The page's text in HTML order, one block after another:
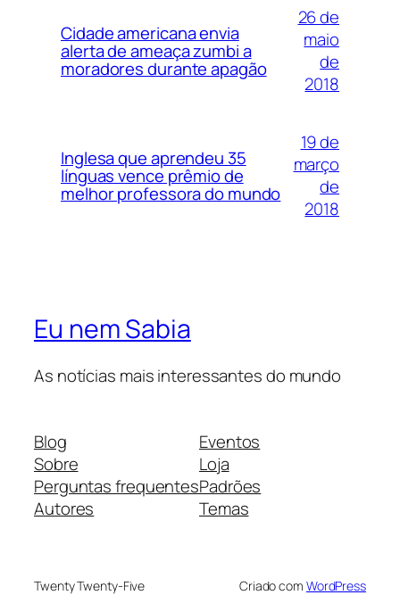
Cidade americana envia
alerta de ameaça zumbi a
moradores durante apagão
26 de
maio
de
2018
Inglesa que aprendeu 35
línguas vence prêmio de
melhor professora do mundo
19 de
março
de
2018
Eu nem Sabia
As notícias mais interessantes do mundo
Blog
Sobre
Perguntas frequentes
Autores
Eventos
Loja
Padrões
Temas
Twenty Twenty-Five Criado com WordPress